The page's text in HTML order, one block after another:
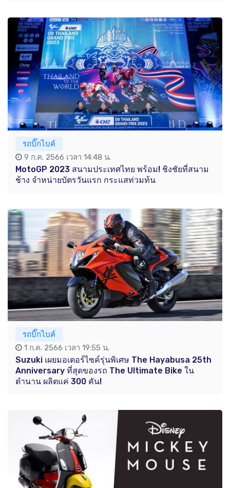
รถบิ๊กไบค์
9 ก.ค. 2566 เวลา 14:48 น.
MotoGP 2023 สนามประเทศไทย พร้อม! ชิงชัยที่สนาม
ช้าง จำหน่ายบัตรวันแรก กระแสท่วมท้น
รถบิ๊กไบค์
1 ก.ค. 2566 เวลา 19:55 น.
Suzuki เผยมอเตอร์ไซค์รุ่นพิเศษ The Hayabusa 25th
Anniversary ที่สุดของรถ The Ultimate Bike ใน
ตำนาน ผลิตแค่ 300 คัน!